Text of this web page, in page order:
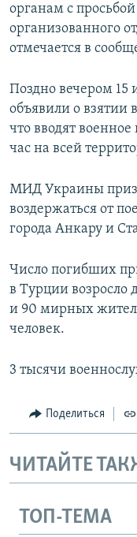
Все сайты RFE/RL
органам с
организованного
отмечается в
Поздно вечером
объявили о взятии
что вводят
час на всей
МИД Украины
воздержаться от
города Анкару и
Число погибших
в Турции возросло
и 90 мирных
человек.
3 тысячи
Поделиться
ЧИТАЙТЕ
ТОП-ТЕМА